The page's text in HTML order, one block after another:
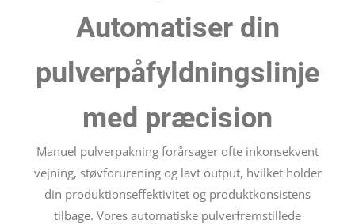
Automatiser din
pulverpåfyldningslinje
med præcision
Manuel pulverpakning forårsager ofte inkonsekvent
vejning, støvforurening og lavt output, hvilket holder
din produktionseffektivitet og produktkonsistens
tilbage. Vores automatiske pulverfremstillede